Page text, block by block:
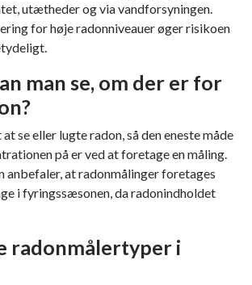
(NYHED)
VIDENSUNIVERS
utætheder og via vandforsyningen.
for høje radonniveauer øger risikoen
man se, om der er for
se eller lugte radon, så den eneste måde
på er ved at foretage en måling.
anbefaler, at radonmålinger foretages
i fyringssæsonen, da radonindholdet
radonmålertyper i